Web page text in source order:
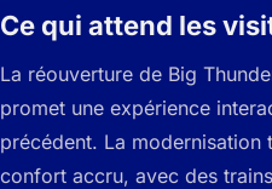
Ce qui attend les
La réouverture de Big
promet une expérience
précédent. La modernisation
confort accru, avec des